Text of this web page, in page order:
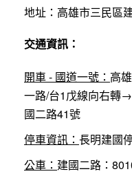
地址：高雄市三民區
交通資訊：
開車 - 國道一號： 高
一路/台1戊線向右轉
國二路41號
停車資訊： 長明建國
公車： 建國二路：